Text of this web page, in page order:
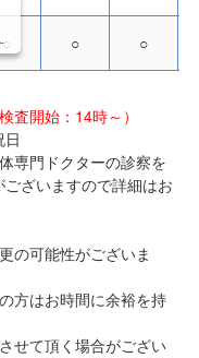
○ ○ ○
査開始：14時～）
日
専門ドクターの診察を
ざいますので詳細はお
の可能性がございま
方はお時間に余裕を持
せて頂く場合がござい